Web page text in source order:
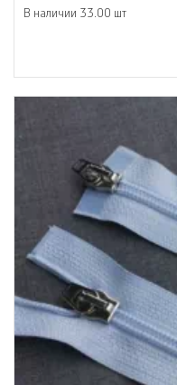
В наличии 33.00 шт